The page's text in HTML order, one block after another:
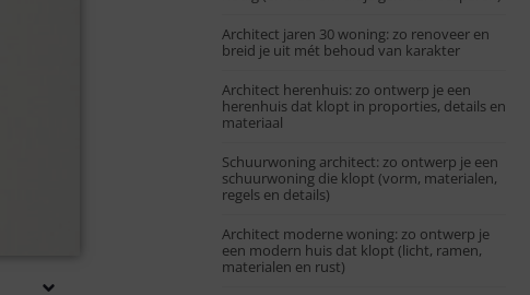
Architect jaren 30 woning: zo renoveer en
breid je uit mét behoud van karakter
Architect herenhuis: zo ontwerp je een
herenhuis dat klopt in proporties, details en
materiaal
Schuurwoning architect: zo ontwerp je een
schuurwoning die klopt (vorm, materialen,
regels en details)
Architect moderne woning: zo ontwerp je
een modern huis dat klopt (licht, ramen,
materialen en rust)